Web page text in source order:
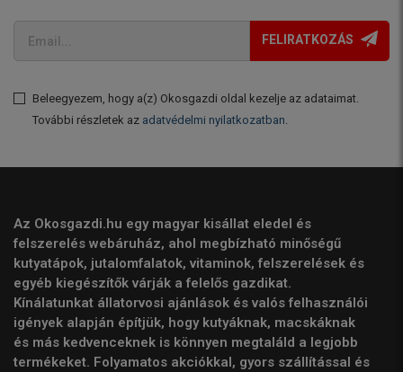
FELIRATKOZÁS
Beleegyezem, hogy a(z) Okosgazdi oldal kezelje az adataimat.
További részletek az adatvédelmi nyilatkozatban.
Az Okosgazdi.hu egy magyar kisállat eledel és
felszerelés webáruház, ahol megbízható minőségű
kutyatápok, jutalomfalatok, vitaminok, felszerelések és
egyéb kiegészítők várják a felelős gazdikat.
Kínálatunkat állatorvosi ajánlások és valós felhasználói
igények alapján építjük, hogy kutyáknak, macskáknak
és más kedvenceknek is könnyen megtaláld a legjobb
termékeket. Folyamatos akciókkal, gyors szállítással és